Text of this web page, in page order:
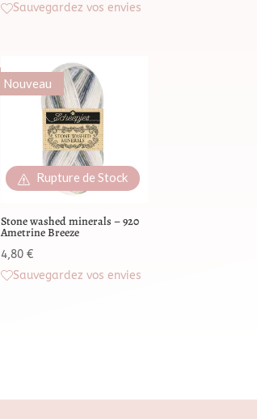
Sauvegardez vos envies
Nouveau
Rupture de Stock
Stone washed minerals – 920
Ametrine Breeze
4,80 €
Sauvegardez vos envies